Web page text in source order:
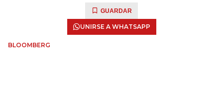
GUARDAR
UNIRSE A WHATSAPP
BLOOMBERG